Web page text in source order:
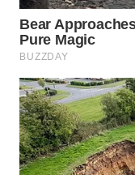
WN
PRIANGAN
TIMUR
WN
SEMARANG
WN